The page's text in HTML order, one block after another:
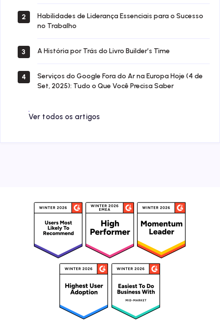
2
Habilidades de Liderança Essenciais para o Sucesso
no Trabalho
3 A História por Trás do Livro Builder’s Time
4
Serviços do Google Fora do Ar na Europa Hoje (4 de
Set, 2025): Tudo o Que Você Precisa Saber
Ver todos os artigos